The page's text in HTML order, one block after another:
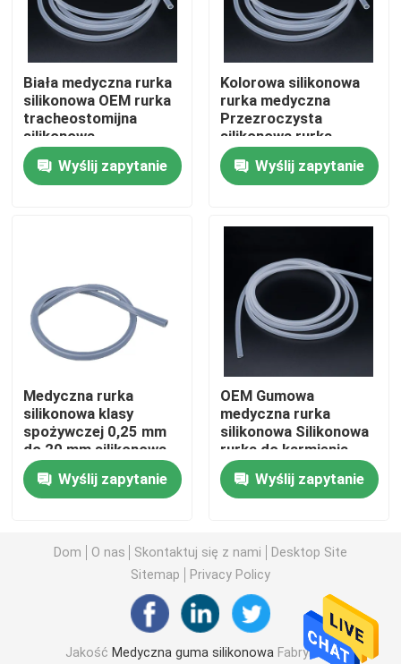
Dom
Wycieczka po fabryce
Skontaktuj się z nami
Poprosić o wycenę
Medyczna guma silikonowa
Gumowy korek medyczny
Gumowy tłok strzykawki
Biała medyczna rurka
silikonowa OEM rurka
tracheostomijna
silikonowa
Wyślij zapytanie
Kolorowa silikonowa
rurka medyczna
Przezroczysta
silikonowa rurka
drenażowa
Wyślij zapytanie
Medyczna rurka
silikonowa klasy
spożywczej 0,25 mm
do 20 mm silikonowa
rurka dotchawicza
Wyślij zapytanie
OEM Gumowa
medyczna rurka
silikonowa Silikonowa
rurka do karmienia
nosowo-żołądkowego
Wyślij zapytanie
Dom O nas Skontaktuj się z nami
Desktop Site
Sitemap
Privacy Policy
Jakość Medyczna guma silikonowa Fabryka w